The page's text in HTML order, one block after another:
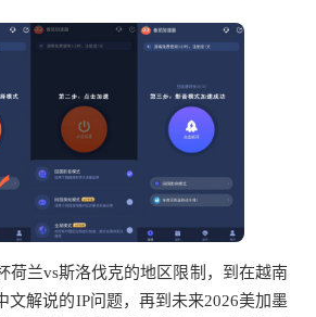
荷兰vs斯洛伐克的地区限制，到在越南
文解说的IP问题，再到未来2026美加墨